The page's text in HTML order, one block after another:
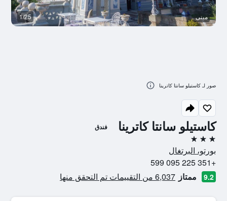
كاستيلو سانتا كاترينا فندق
3 نجوم
بورتو، البرتغال
+351 225 095 599
9.2 ممتاز 6,037 من التقييمات تم التحقق منها
مبنى 1/25
صور لـ كاستيلو سانتا كاترينا